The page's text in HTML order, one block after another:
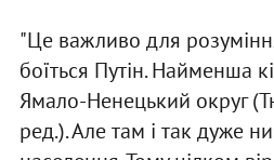
"Це важливо для
боїться Путін. Найменша
Ямало-Ненецький округ
ред.). Але там і так дуже